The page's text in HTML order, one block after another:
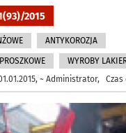
2015
ANTYKOROZJA
WYROBY
~ Administrator,